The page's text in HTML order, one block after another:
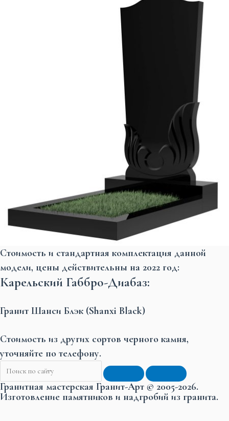
Стоимость и стандартная комплектация данной
модели, цены действительны на 2022 год:
Карельский Габбро-Диабаз:
Гранит Шанси Блэк (Shanxi Black)
Стоимость из других сортов черного камня,
уточняйте по телефону.
Гранитная мастерская Гранит-Арт © 2005-2026.
Изготовление памятников и надгробий из гранита.